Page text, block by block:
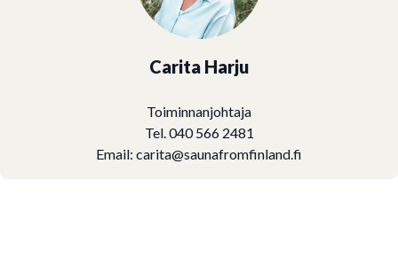
Carita Harju
Toiminnanjohtaja
Tel. 040 566 2481
Email: carita@saunafromfinland.fi